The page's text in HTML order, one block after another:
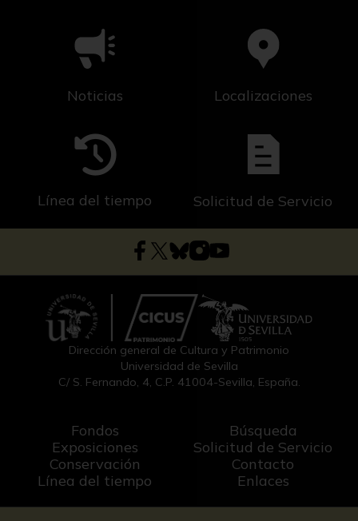
Noticias Localizaciones
Línea del tiempo Solicitud de Servicio
Dirección general de Cultura y Patrimonio
Universidad de Sevilla
C/ S. Fernando, 4, C.P. 41004-Sevilla, España.
Fondos
Exposiciones
Conservación
Línea del tiempo
Búsqueda
Solicitud de Servicio
Contacto
Enlaces